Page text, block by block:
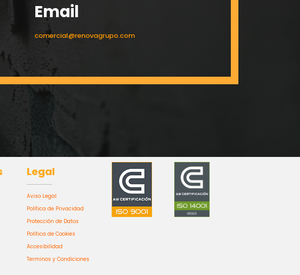
Email
comercial@renovagrupo.com
Legal
Aviso Legal
Política de Privacidad
Protección de Datos
Política de Cookies
Accesibilidad
Terminos y Condiciones